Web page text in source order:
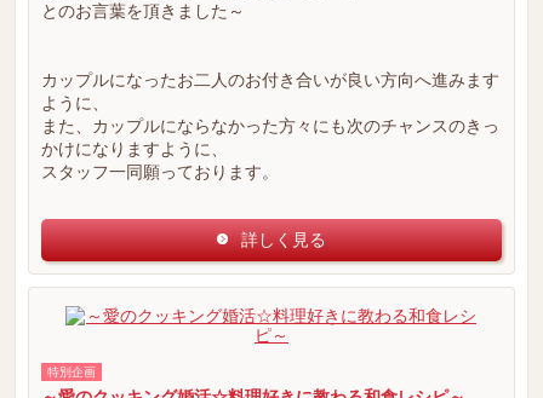
とのお言葉を頂きました～
カップルになったお二人のお付き合いが良い方向へ進みます
ように、
また、カップルにならなかった方々にも次のチャンスのきっ
かけになりますように、
スタッフ一同願っております。
詳しく見る
特別企画